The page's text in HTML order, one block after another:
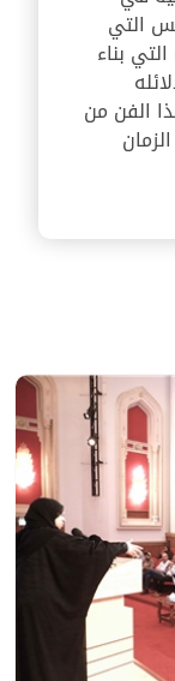
التي
بناء
الفن من